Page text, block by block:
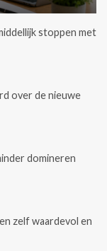
stoppen met
over de nieuwe
domineren
zelf waardevol en